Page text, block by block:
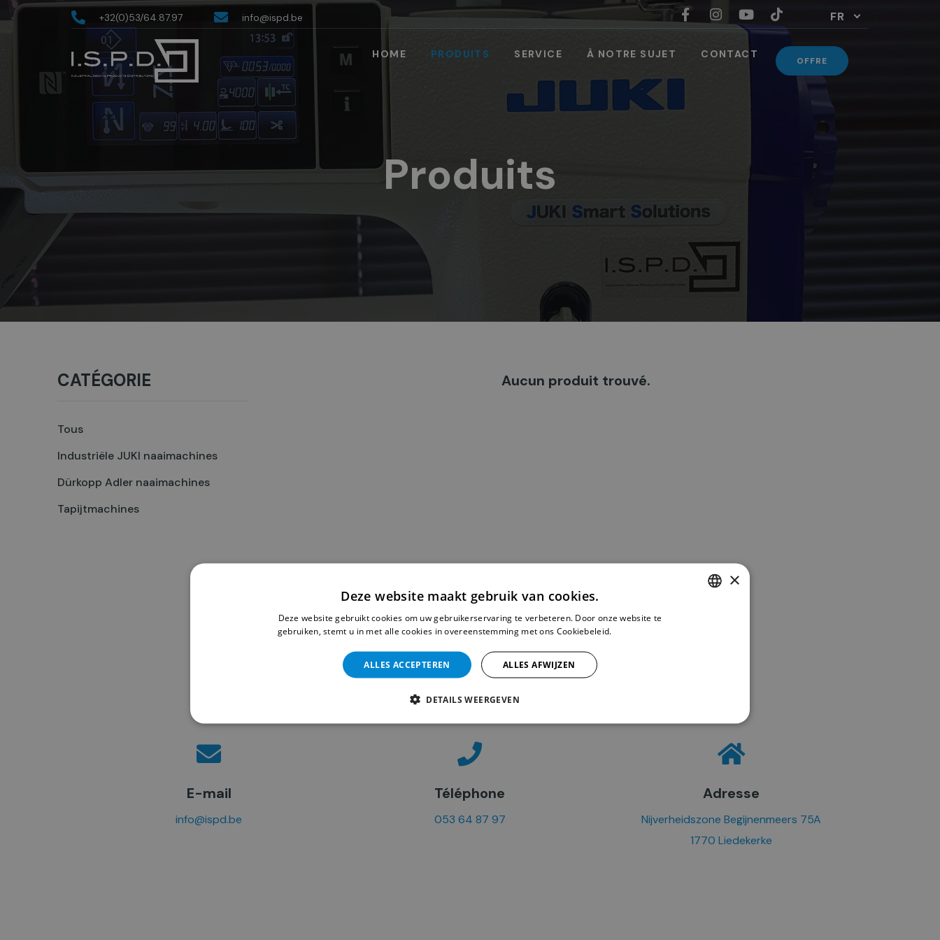
+32(0)53/64.87.97 info@ispd.be FR
HOME PRODUITS SERVICE À NOTRE SUJET CONTACT
OFFRE
Produits
CATÉGORIE
Tous
Industriële JUKI naaimachines
Dürkopp Adler naaimachines
Tapijtmachines
Aucun produit trouvé.
CONTACTEZ NOUS
E-mail
info@ispd.be
Téléphone
053 64 87 97
Adresse
Nijverheidszone Begijnenmeers 75A
1770 Liedekerke
×
Deze website maakt gebruik van cookies.
Deze website gebruikt cookies om uw gebruikerservaring te verbeteren. Door onze website te
gebruiken, stemt u in met alle cookies in overeenstemming met ons Cookiebeleid.
ALLES ACCEPTEREN ALLES AFWIJZEN
DETAILS WEERGEVEN